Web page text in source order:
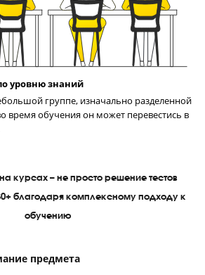
после урока
родитель получает СМС с оценками
и домашнее задание.